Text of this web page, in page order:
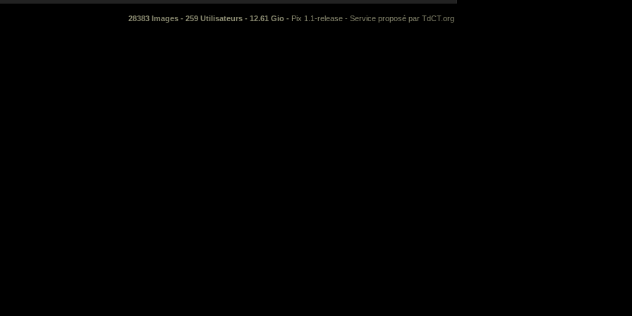
28383 Images - 259 Utilisateurs - 12.61 Gio - Pix 1.1-release - Service proposé par TdCT.org